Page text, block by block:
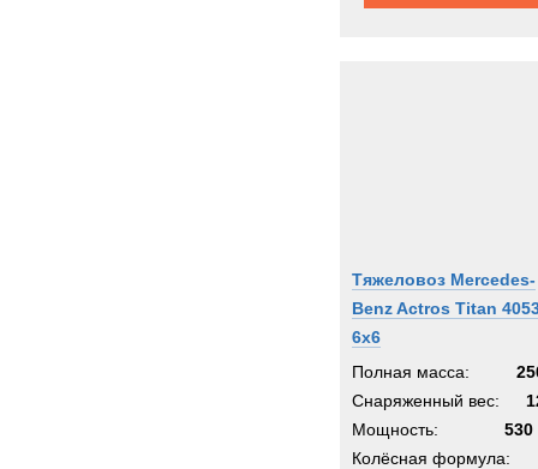
Тяжеловоз Mercedes-
Benz Actros Titan
6x6
Полная масса:
Снаряженный вес:
Мощность:
530
Колёсная формула: